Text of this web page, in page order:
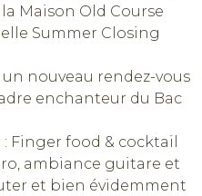
Maison Old Course
Summer Closing
un nouveau rendez-vous
enchanteur du Bac
Finger food & cocktail
ambiance guitare et
et bien évidemment